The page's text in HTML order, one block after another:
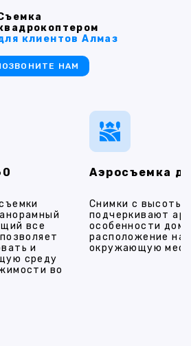
все
и
среду
во
Аэросъемка
Снимки с высоты
подчеркивают
особенности
расположение на
окружающую
клиентов Алмаз
НАМ